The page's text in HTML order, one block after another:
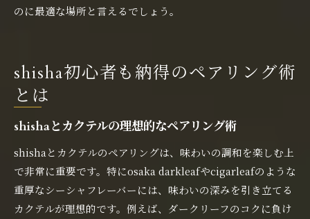
のに最適な場所と言えるでしょう。
shisha初心者も納得のペアリング術
とは
shishaとカクテルの理想的なペアリング術
shishaとカクテルのペアリングは、味わいの調和を楽しむ上
で非常に重要です。特にosaka darkleafやcigarleafのような
重厚なシーシャフレーバーには、味わいの深みを引き立てる
カクテルが理想的です。例えば、ダークリーフのコクに負け